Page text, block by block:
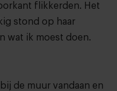
flikkerden. Het
stond op haar
wat ik moest doen.
de muur vandaan en